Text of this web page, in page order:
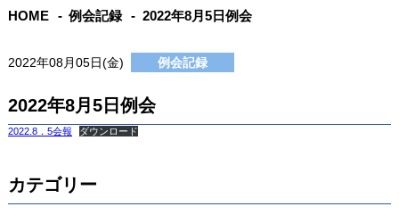
HOME 例会記録 2022年8月5日例会
2022年08月05日(金) 例会記録
2022年8月5日例会
2022.8．5会報 ダウンロード
カテゴリー